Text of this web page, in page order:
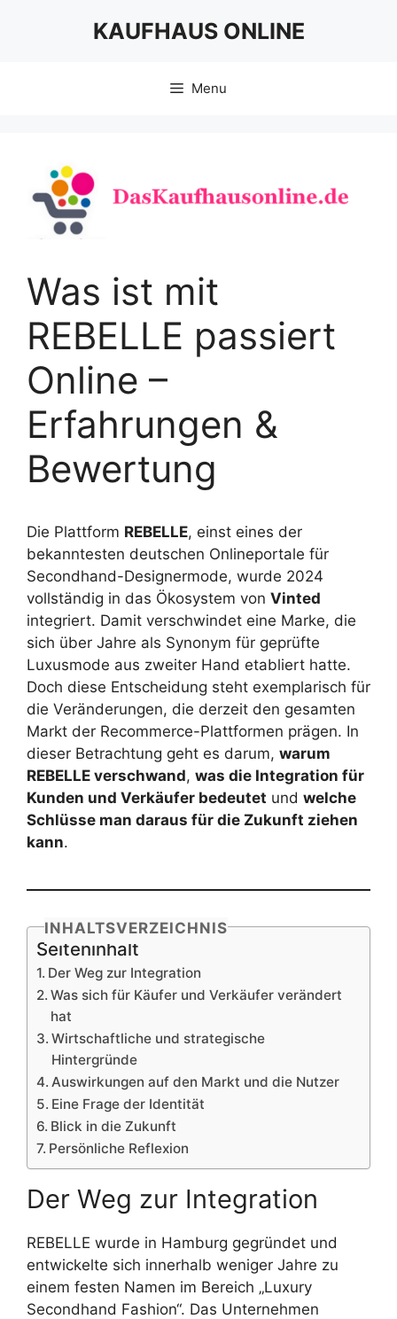
KAUFHAUS ONLINE
Menu
Was ist mit
REBELLE passiert
Online –
Erfahrungen &
Bewertung
Die Plattform REBELLE, einst eines der
bekanntesten deutschen Onlineportale für
Secondhand-Designermode, wurde 2024
vollständig in das Ökosystem von Vinted
integriert. Damit verschwindet eine Marke, die
sich über Jahre als Synonym für geprüfte
Luxusmode aus zweiter Hand etabliert hatte.
Doch diese Entscheidung steht exemplarisch für
die Veränderungen, die derzeit den gesamten
Markt der Recommerce-Plattformen prägen. In
dieser Betrachtung geht es darum, warum
REBELLE verschwand, was die Integration für
Kunden und Verkäufer bedeutet und welche
Schlüsse man daraus für die Zukunft ziehen
kann.
INHALTSVERZEICHNIS
Seiteninhalt
Der Weg zur Integration
Was sich für Käufer und Verkäufer verändert
hat
Wirtschaftliche und strategische
Hintergründe
Auswirkungen auf den Markt und die Nutzer
Eine Frage der Identität
Blick in die Zukunft
Persönliche Reflexion
Der Weg zur Integration
REBELLE wurde in Hamburg gegründet und
entwickelte sich innerhalb weniger Jahre zu
einem festen Namen im Bereich „Luxury
Secondhand Fashion“. Das Unternehmen